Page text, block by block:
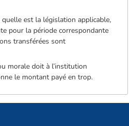
est la législation applicable,
pour la période correspondante
transférées sont
morale doit à l’institution
le montant payé en trop.